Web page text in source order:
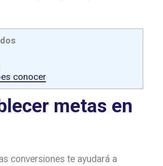
conocer
metas en
conversiones te ayudará a